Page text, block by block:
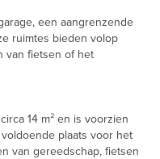
een aangrenzende
ruimtes bieden volop
van fietsen of het
14 m² en is voorzien
plaats voor het
van gereedschap, fietsen